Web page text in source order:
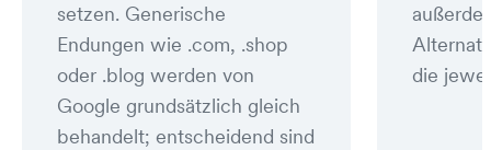
setzen. Generische
Endungen wie .com, .shop
oder .blog werden von
Google grundsätzlich gleich
behandelt; entscheidend sind
die